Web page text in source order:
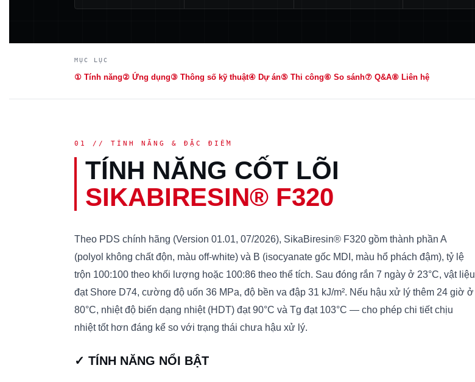
MỤC LỤC
① Tính năng② Ứng dụng③ Thông số kỹ thuật④ Dự án⑤ Thi công⑥ So sánh⑦ Q&A⑧ Liên hệ
01 // TÍNH NĂNG & ĐẶC ĐIỂM
TÍNH NĂNG CỐT LÕI
SIKABIRESIN® F320
Theo PDS chính hãng (Version 01.01, 07/2026), SikaBiresin® F320 gồm thành phần A
(polyol không chất độn, màu off-white) và B (isocyanate gốc MDI, màu hổ phách đậm), tỷ lệ
trộn 100:100 theo khối lượng hoặc 100:86 theo thể tích. Sau đóng rắn 7 ngày ở 23°C, vật liệu
đạt Shore D74, cường độ uốn 36 MPa, độ bền va đập 31 kJ/m². Nếu hậu xử lý thêm 24 giờ ở
80°C, nhiệt độ biến dạng nhiệt (HDT) đạt 90°C và Tg đạt 103°C — cho phép chi tiết chịu
nhiệt tốt hơn đáng kể so với trạng thái chưa hậu xử lý.
✓ TÍNH NĂNG NỔI BẬT